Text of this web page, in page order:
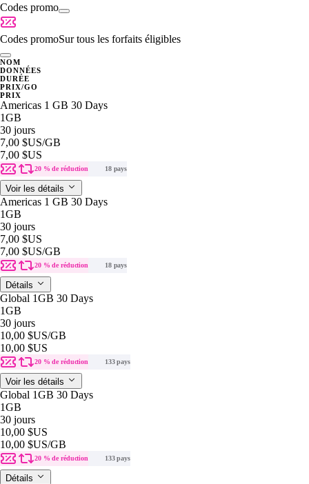
Codes promo
Codes promoSur tous les forfaits éligibles
NOM
DONNÉES
DURÉE
PRIX/GO
PRIX
Americas 1 GB 30 Days
1GB
30 jours
7,00 $US/GB
7,00 $US
20 % de réduction 18 pays
Voir les détails
Americas 1 GB 30 Days
1GB
30 jours
7,00 $US
7,00 $US/GB
20 % de réduction 18 pays
Détails
Global 1GB 30 Days
1GB
30 jours
10,00 $US/GB
10,00 $US
20 % de réduction 133 pays
Voir les détails
Global 1GB 30 Days
1GB
30 jours
10,00 $US
10,00 $US/GB
20 % de réduction 133 pays
Détails